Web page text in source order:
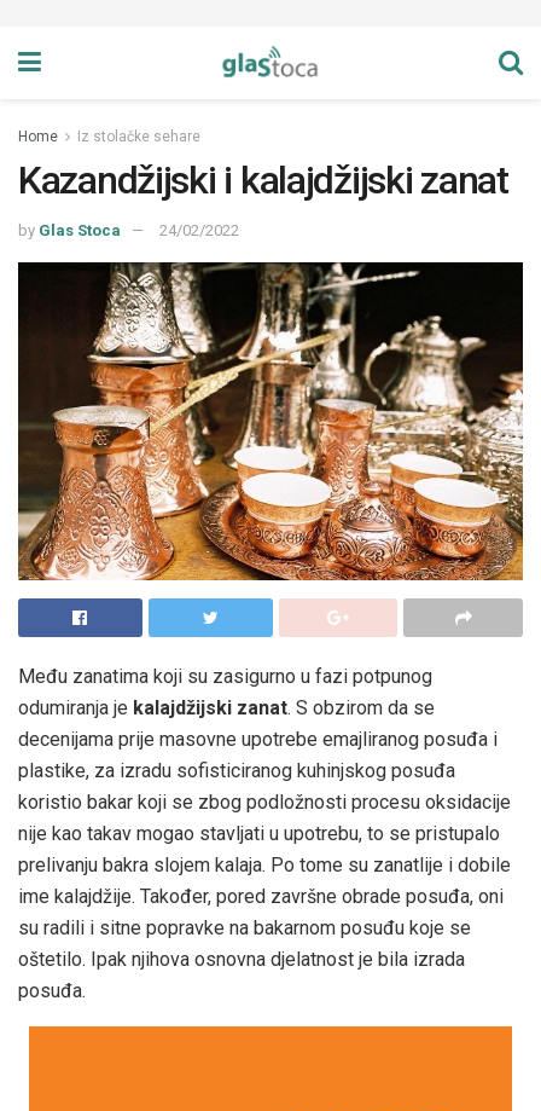
Home Iz stolačke sehare
Kazandžijski i kalajdžijski zanat
by Glas Stoca 24/02/2022
Među zanatima koji su zasigurno u fazi potpunog
odumiranja je kalajdžijski zanat. S obzirom da se
decenijama prije masovne upotrebe emajliranog posuđa i
plastike, za izradu sofisticiranog kuhinjskog posuđa
koristio bakar koji se zbog podložnosti procesu oksidacije
nije kao takav mogao stavljati u upotrebu, to se pristupalo
prelivanju bakra slojem kalaja. Po tome su zanatlije i dobile
ime kalajdžije. Također, pored završne obrade posuđa, oni
su radili i sitne popravke na bakarnom posuđu koje se
oštetilo. Ipak njihova osnovna djelatnost je bila izrada
posuđa.